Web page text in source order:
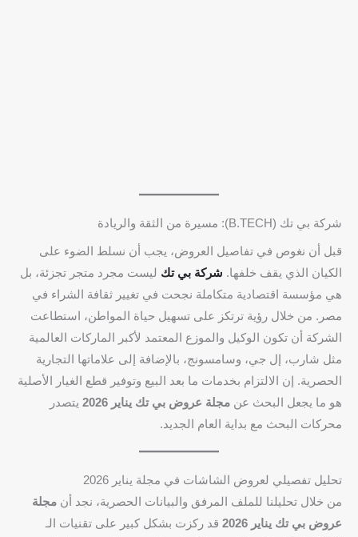
شركة بي تك (B.TECH): مسيرة من الثقة والريادة
قبل أن نغوص في تفاصيل العروض، يجب أن نسلط الضوء على
الكيان الذي يقف خلفها. شركة بي تك ليست مجرد متجر تجزئة، بل
هي مؤسسة اقتصادية متكاملة نجحت في تغيير ثقافة الشراء في
مصر. من خلال رؤية ترتكز على تسهيل حياة المواطن، استطاعت
الشركة أن تكون الوكيل والموزع المعتمد لأكبر الماركات العالمية
مثل شارب، إل جي، وسامسونج، بالإضافة إلى علاماتها التجارية
الحصرية. إن الالتزام بخدمات ما بعد البيع وتوفير قطع الغيار الأصلية
هو ما يجعل البحث عن مجلة عروض بي تك يناير 2026
يتصدر
محركات البحث مع بداية العام الجديد.
تحليل تفصيلي لعروض الشاشات في مجلة يناير 2026
من خلال تحليلنا للملف المرفق والبيانات الحصرية، نجد أن مجلة
عروض بي تك يناير 2026
قد ركزت بشكل كبير على تقنيات الـ